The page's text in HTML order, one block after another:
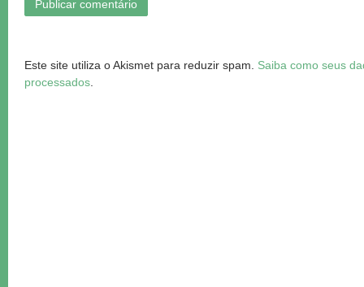
Este site utiliza o Akismet para reduzir spam. Saiba como seus
processados